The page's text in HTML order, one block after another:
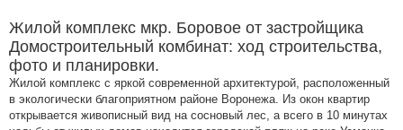
Жилой комплекс мкр. Боровое от застройщика
Домостроительный комбинат: ход строительства,
фото и планировки.
Жилой комплекс с яркой современной архитектурой, расположенный
в экологически благоприятном районе Воронежа. Из окон квартир
открывается живописный вид на сосновый лес, а всего в 10 минутах